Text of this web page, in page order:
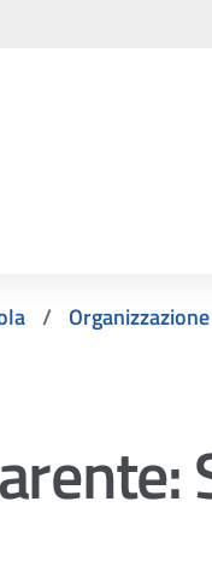
Organizzazione